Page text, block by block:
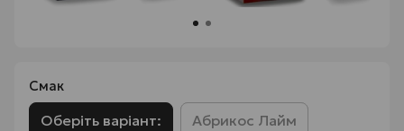
Смак
Оберіть варіант: Абрикос Лайм